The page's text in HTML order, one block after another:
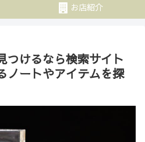
お店紹介
つけるなら検索サイト
ノートやアイテムを探